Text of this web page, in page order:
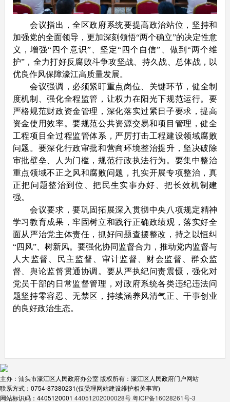
会议指出，全区政府系统要提高政治站位，坚持和
加强党的全面领导，更加深刻领悟“两个确立”的决定性意
义，增强“四个意识”、坚定“四个自信”、做到“两个维
护”，全力打好反腐败斗争攻坚战、持久战、总体战，以
优良作风保障濠江高质量发展。
会议强调，必须紧盯重点岗位、关键环节，健全制
度机制、强化全程监管，让权力在阳光下规范运行。要
严格规范财政资金管理，深化落实过紧日子要求，提高
资金使用效率。要规范公共资源交易和项目管理，健全
工程项目全过程监管体系，严厉打击工程建设领域腐败
问题。要深化行政审批和营商环境整治提升，坚决破除
审批壁垒、人为门槛，规范行政执法行为。要集中整治
重点领域不正之风和腐败问题，扎实开展专项整治，真
正把问题整治到位、把民生实事办好、把长效机制建
强。
会议要求，要巩固拓展深入贯彻中央八项规定精神
学习教育成果，牢固树立和践行正确政绩观，落实好全
面从严治党主体责任，抓好问题查摆整改，持之以恒纠
“四风”、树新风。要强化协同监督合力，推动党内监督与
人大监督、民主监督、审计监督、财会监督、群众监
督、舆论监督贯通协调。要从严执纪问责震慑，强化对
党员干部的日常监督管理，对政府系统各类违纪违法问
题坚持零容忍、无禁区，持续涵养风清气正、干事创业
的良好政治生态。
主办：汕头市濠江区人民政府办公室 版权所有：濠江区人民政府门户网站
联系方式：0754-87380231(仅受理网站建设维护相关事宜)
网站标识码：4405120001 44051202000028号粤ICP备16028261号-3